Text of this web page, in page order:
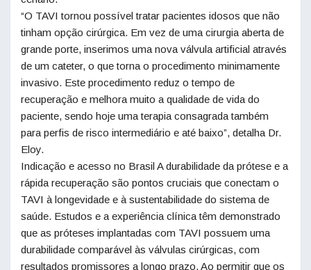
“O TAVI tornou possível tratar pacientes idosos que não
tinham opção cirúrgica. Em vez de uma cirurgia aberta de
grande porte, inserimos uma nova válvula artificial através
de um cateter, o que torna o procedimento minimamente
invasivo. Este procedimento reduz o tempo de
recuperação e melhora muito a qualidade de vida do
paciente, sendo hoje uma terapia consagrada também
para perfis de risco intermediário e até baixo”, detalha Dr.
Eloy.
Indicação e acesso no Brasil A durabilidade da prótese e a
rápida recuperação são pontos cruciais que conectam o
TAVI à longevidade e à sustentabilidade do sistema de
saúde. Estudos e a experiência clínica têm demonstrado
que as próteses implantadas com TAVI possuem uma
durabilidade comparável às válvulas cirúrgicas, com
resultados promissores a longo prazo. Ao permitir que os